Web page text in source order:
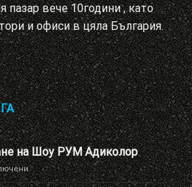
пазар вече 10години , като
и офиси в цяла България.
на Шоу РУМ Адиколор
за
Ново